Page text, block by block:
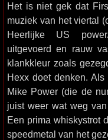
Het is niet gek dat
muziek van het viertal
Heerlijke US
uitgevoerd en rauw
klankkleur zoals
Hexx doet denken.
Mike Power (die de
juist weer wat weg
Een prima whiskystrot
speedmetal van het